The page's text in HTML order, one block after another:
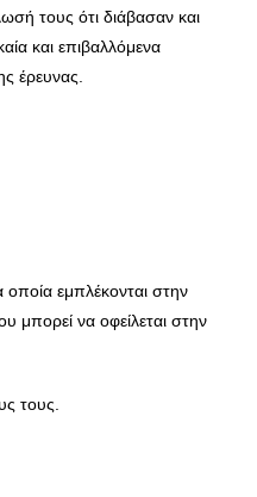
τους ότι διάβασαν και
και επιβαλλόμενα
έρευνας.
εμπλέκονται στην
μπορεί να οφείλεται στην
τους.